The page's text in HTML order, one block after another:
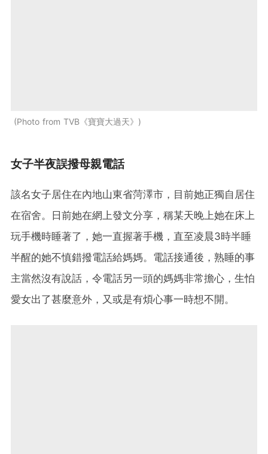
Photo from TVB《寶寶大過天》
女子半夜誤撥母親電話
該名女子居住在內地山東省菏澤市，目前她正獨自居住
在宿舍。日前她在網上發文分享，稱某天晚上她在床上
玩手機時睡著了，她一直握著手機，直至凌晨3時半睡
半醒的她不慎錯撥電話給媽媽。電話接通後，熟睡的事
主當然沒有說話，令電話另一頭的媽媽非常擔心，生怕
愛女出了甚麼意外，又或是有煩心事一時想不開。